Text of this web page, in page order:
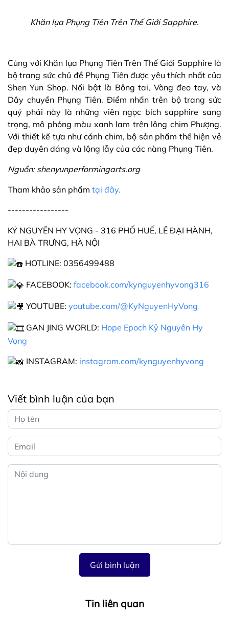
Khăn lụa Phụng Tiên Trên Thế Giới Sapphire.
Cùng với Khăn lụa Phụng Tiên Trên Thế Giới Sapphire là
bộ trang sức chủ đề Phụng Tiên được yêu thích nhất của
Shen Yun Shop. Nổi bật là Bông tai, Vòng đeo tay, và
Dây chuyền Phụng Tiên. Điểm nhấn trên bộ trang sức
quý phái này là những viên ngọc bích sapphire sang
trọng, mô phỏng màu xanh lam trên lông chim Phượng.
Với thiết kế tựa như cánh chim, bộ sản phẩm thể hiện vẻ
đẹp duyên dáng và lộng lẫy của các nàng Phụng Tiên.
Nguồn: shenyunperformingarts.org
Tham khảo sản phẩm tại đây.
-----------------
KỶ NGUYÊN HY VỌNG - 316 PHỐ HUẾ, LÊ ĐẠI HÀNH,
HAI BÀ TRƯNG, HÀ NỘI
HOTLINE: 0356499488
FACEBOOK: facebook.com/kynguyenhyvong316
YOUTUBE: youtube.com/@KyNguyenHyVong
GAN JING WORLD: Hope Epoch Kỷ Nguyên Hy
Vọng
INSTAGRAM: instagram.com/kynguyenhyvong
Viết bình luận của bạn
Gửi bình luận
Tin liên quan